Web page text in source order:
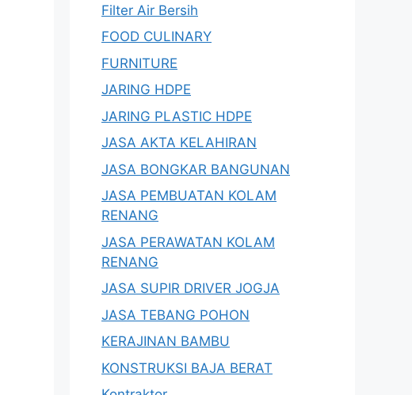
Filter Air Bersih
FOOD CULINARY
FURNITURE
JARING HDPE
JARING PLASTIC HDPE
JASA AKTA KELAHIRAN
JASA BONGKAR BANGUNAN
JASA PEMBUATAN KOLAM
RENANG
JASA PERAWATAN KOLAM
RENANG
JASA SUPIR DRIVER JOGJA
JASA TEBANG POHON
KERAJINAN BAMBU
KONSTRUKSI BAJA BERAT